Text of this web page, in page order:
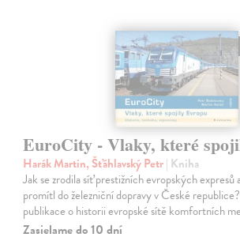
EuroCity - Vlaky, které
Harák Martin, Šťáhlavský Petr| Kniha
Jak se zrodila síť prestižních evropských expresů
promítl do železniční dopravy v České
publikace o historii evropské sítě komfortních
Zasielame do 10 dní